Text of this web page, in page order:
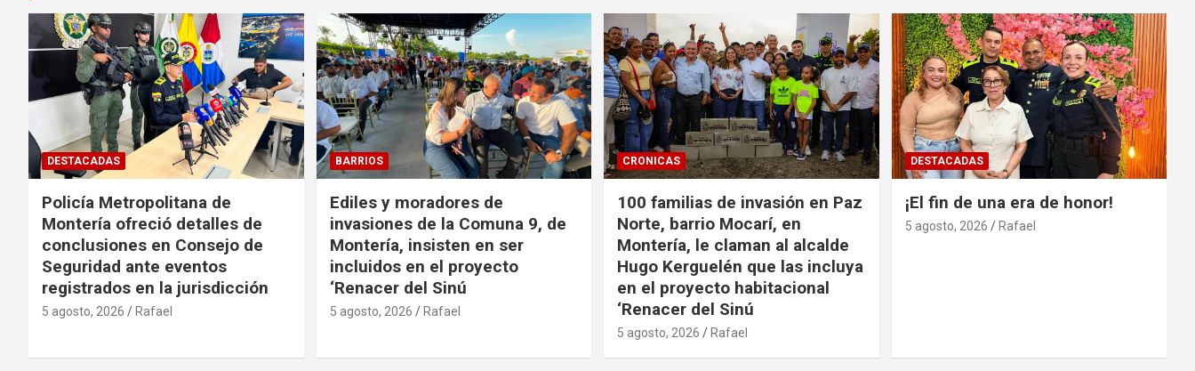
DESTACADAS
Policía Metropolitana de
Montería ofreció detalles de
conclusiones en Consejo de
Seguridad ante eventos
registrados en la jurisdicción
5 agosto, 2026 Rafael
BARRIOS
Ediles y moradores de
invasiones de la Comuna 9, de
Montería, insisten en ser
incluidos en el proyecto
‘Renacer del Sinú
5 agosto, 2026 Rafael
CRONICAS
100 familias de invasión en Paz
Norte, barrio Mocarí, en
Montería, le claman al alcalde
Hugo Kerguelén que las incluya
en el proyecto habitacional
‘Renacer del Sinú
5 agosto, 2026 Rafael
DESTACADAS
¡El fin de una era de honor!
5 agosto, 2026 Rafael